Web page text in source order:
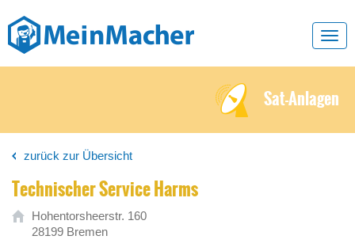
Sat-Anlagen
zurück zur Übersicht
Technischer Service Harms
Hohentorsheerstr. 160
28199 Bremen